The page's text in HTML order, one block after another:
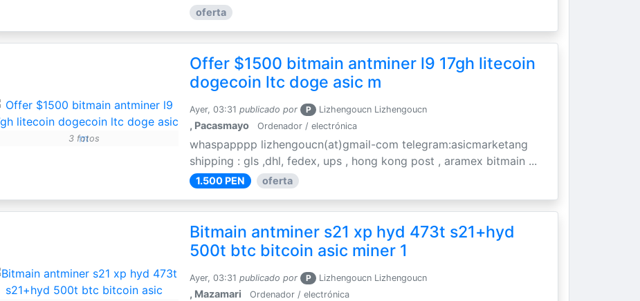
oferta
3 fotos
Offer $1500 bitmain antminer l9 17gh litecoin
dogecoin ltc doge asic m
Ayer, 03:31 publicado por P Lizhengoucn Lizhengoucn
, Pacasmayo Ordenador / electrónica
whaspapppp lizhengoucn(at)gmail-com telegram:asicmarketang
shipping : gls ,dhl, fedex, ups , hong kong post , aramex bitmain ...
1.500 PEN oferta
Bitmain antminer s21 xp hyd 473t s21+hyd
500t btc bitcoin asic miner 1
Ayer, 03:31 publicado por P Lizhengoucn Lizhengoucn
, Mazamari Ordenador / electrónica